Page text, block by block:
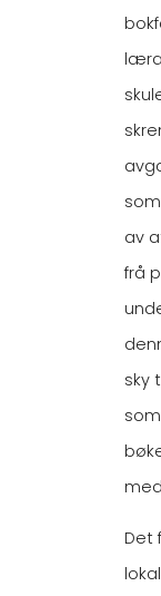
av
frå
sky
Det